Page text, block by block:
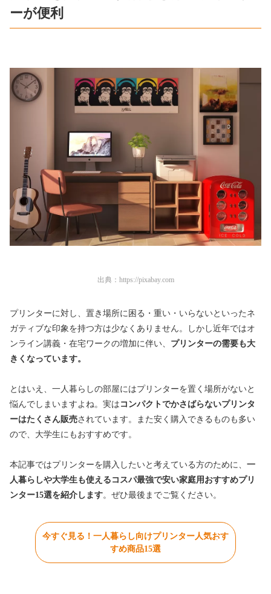
ーが便利
出典： https://pixabay.com
プリンターに対し、置き場所に困る・重い・いらないといったネ
ガティブな印象を持つ方は少なくありません。しかし近年ではオ
ンライン講義・在宅ワークの増加に伴い、 プリンターの需要も大
きくなっています。
とはいえ、一人暮らしの部屋にはプリンターを置く場所がないと
悩んでしまいますよね。実は コンパクトでかさばらないプリンタ
ーはたくさん販売されています。また安く購入できるものも多い
ので、大学生にもおすすめです。
本記事ではプリンターを購入したいと考えている方のために、 一
人暮らしや大学生も使えるコスパ最強で安い家庭用おすすめプリ
ンター15選を紹介します。ぜひ最後までご覧ください。
今すぐ見る！一人暮らし向けプリンター人気おす
すめ商品15選